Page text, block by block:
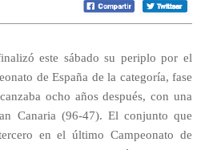
este sábado su periplo por el
de España de la categoría, fase
ocho años después, con una
Canaria (96-47). El conjunto que
en el último Campeonato de